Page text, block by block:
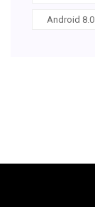
Android